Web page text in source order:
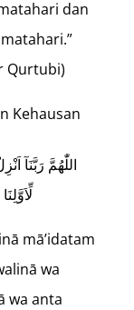
dan
Qurtubi)
Kehausan
اللّٰهُمَّ رَبَّنَآ
mā’idatam
wa
wa anta